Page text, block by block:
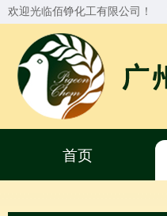
欢迎光临佰铮化工有限公司！
首页